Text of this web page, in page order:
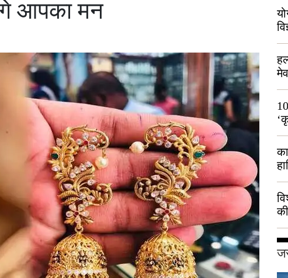
आपका मन
हुई